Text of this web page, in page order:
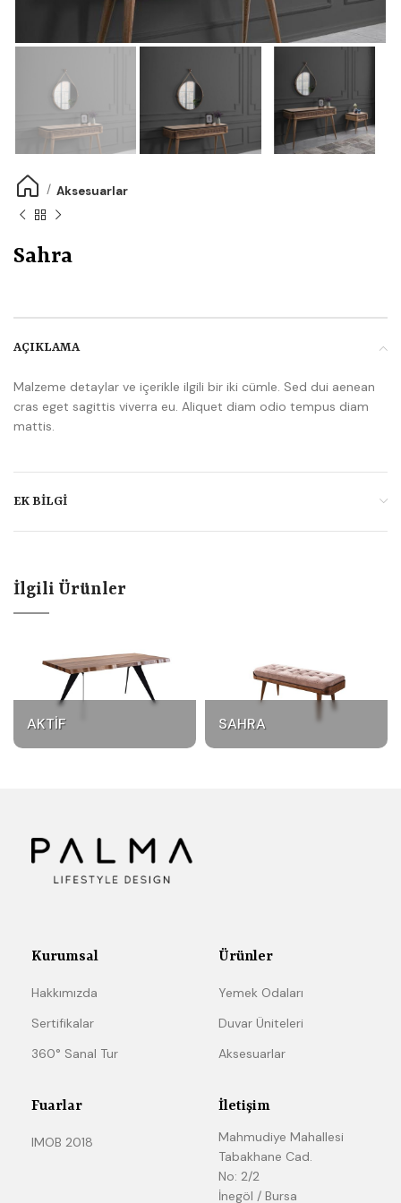
Aksesuarlar
Sahra
AÇIKLAMA
Malzeme detaylar ve içerikle ilgili bir iki cümle. Sed dui aenean
cras eget sagittis viverra eu. Aliquet diam odio tempus diam
mattis.
EK BILGI
İlgili Ürünler
AKTIF SAHRA
Kurumsal
Hakkımızda
Sertifikalar
360° Sanal Tur
Ürünler
Yemek Odaları
Duvar Üniteleri
Aksesuarlar
Fuarlar
IMOB 2018
İletişim
Mahmudiye Mahallesi
Tabakhane Cad.
No: 2/2
İnegöl / Bursa